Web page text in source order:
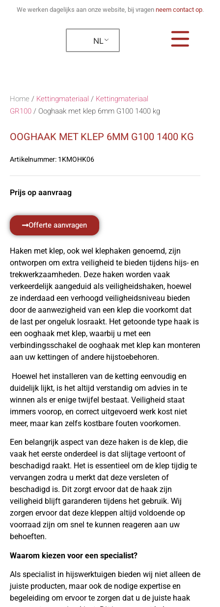
We werken dagelijks aan onze website, bij vragen neem contact op.
NL
Home / Kettingmateriaal / Kettingmateriaal
GR100/ Ooghaak met klep 6mm G100 1400 kg
OOGHAAK MET KLEP 6MM G100 1400 KG
Artikelnummer:1KMOHK06
Prijs op aanvraag
Offerte aanvragen
Haken met klep, ook wel klephaken genoemd, zijn
ontworpen om extra veiligheid te bieden tijdens hijs- en
trekwerkzaamheden. Deze haken worden vaak
verkeerdelijk aangeduid als veiligheidshaken, hoewel
ze inderdaad een verhoogd veiligheidsniveau bieden
door de aanwezigheid van een klep die voorkomt dat
de last per ongeluk losraakt. Het getoonde type haak is
een ooghaak met klep, waarbij u met een
verbindingsschakel de ooghaak met klep kan monteren
aan uw kettingen of andere hijstoebehoren.
Hoewel het installeren van de ketting eenvoudig en
duidelijk lijkt, is het altijd verstandig om advies in te
winnen als er enige twijfel bestaat. Veiligheid staat
immers voorop, en correct uitgevoerd werk kost niet
meer, maar kan zelfs kostbare fouten voorkomen.
Een belangrijk aspect van deze haken is de klep, die
vaak het eerste onderdeel is dat slijtage vertoont of
beschadigd raakt. Het is essentieel om de klep tijdig te
vervangen zodra u merkt dat deze versleten of
beschadigd is. Dit zorgt ervoor dat de haak zijn
veiligheid blijft garanderen tijdens het gebruik. Wij
zorgen ervoor dat deze kleppen altijd voldoende op
voorraad zijn om snel te kunnen reageren aan uw
behoeften.
Waarom kiezen voor een specialist?
Als specialist in hijswerktuigen bieden wij niet alleen de
juiste producten, maar ook de nodige expertise en
begeleiding om ervoor te zorgen dat u de juiste haak